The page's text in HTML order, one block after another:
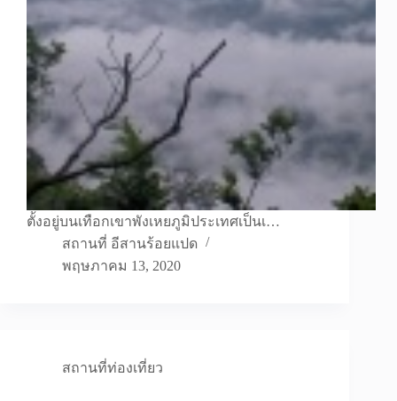
ตั้งอยู่บนเทือกเขาพังเหยภูมิประเทศเป็นเ…
สถานที่ อีสานร้อยแปด
พฤษภาคม 13, 2020
สถานที่ท่องเที่ยว